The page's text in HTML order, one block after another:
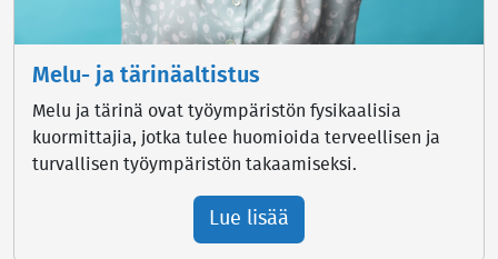
Melu- ja tärinäaltistus
Melu ja tärinä ovat työympäristön fysikaalisia
kuormittajia, jotka tulee huomioida terveellisen ja
turvallisen työympäristön takaamiseksi.
Lue lisää